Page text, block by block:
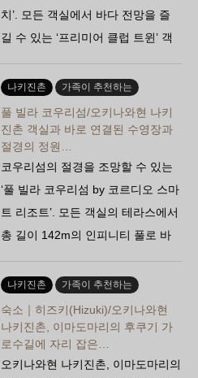
치’. 모든 객실에서 바다 전망을 즐
길 수 있는 ‘프리미어 클럽 트윈’ 객
실 숙박 후기! 최고급 프리미어 클럽
라운지…
나키진촌 가족이 추천하는
풀 빌라 코우리섬/오키나와현 나키
진촌 객실과 바로 연결된 수영장과
절경의 정원…
코우리섬의 절경을 조망할 수 있는
‘풀 빌라 코우리섬 by 코르디오 스마
트 리조트’. 모든 객실의 테라스에서
총 길이 142m의 인피니티 풀로 바
로 연결되어, 비일상적인 최상의 경
험을 만끽할 수 있습니다…
나키진촌 가족이 추천하는
숙소｜히즈키(Hizuki)/오키나와현
나키진촌, 이마도마리의 후쿠기 가
로수길에 자리 잡은…
오키나와현 나키진촌, 이마도마리의